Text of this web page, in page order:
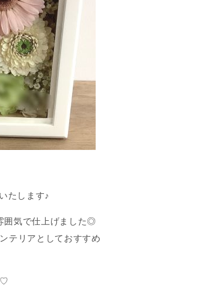
たします♪
囲気で仕上げました◎
テリアとしておすすめ
♡